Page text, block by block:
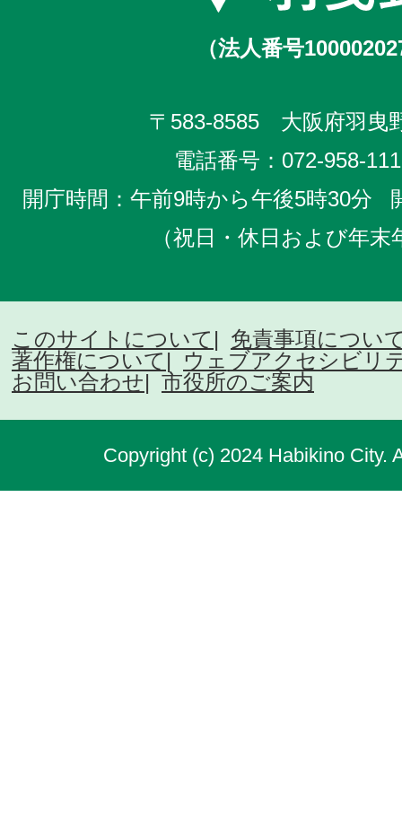
（法人番号
〒583-8585 大阪府羽曳
電話番号： 072-958-
開庁時間：午前9時から午後5時30分
（祝日・休日および年
このサイトについて
免責事項につい
著作権について
ウェブアクセシビリ
お問い合わせ
市役所のご案内
Copyright (c) 2024 Habikino City.